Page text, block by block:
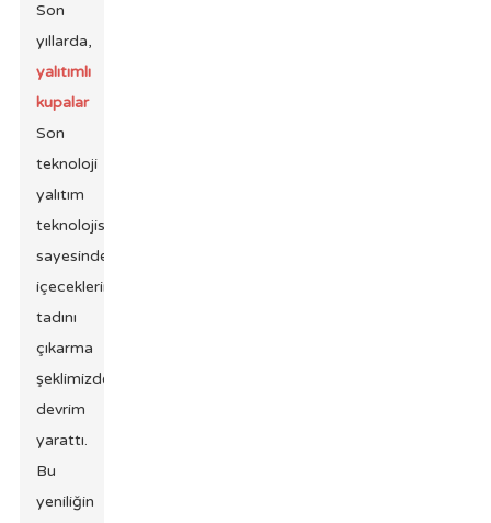
Son
yıllarda,
yalıtımlı
kupalar
Son
teknoloji
yalıtım
teknolojisi
sayesinde
içeceklerimizin
tadını
çıkarma
şeklimizde
devrim
yarattı.
Bu
yeniliğin